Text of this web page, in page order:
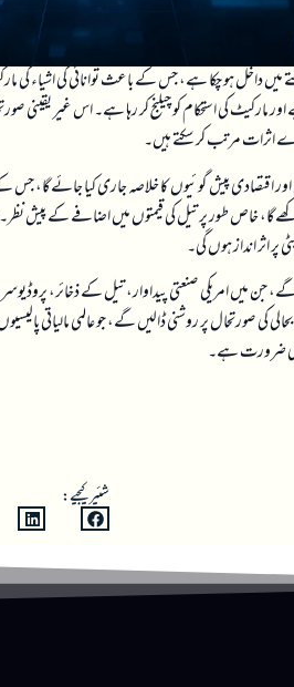
داخل ہو چکا ہے، جس کے باعث توانائی کی اشیاء کی
ہے اور مارکیٹ کی استحکام کو چیلنج کر رہا ہے۔ اس
اثرات مرتب کر سکتے ہیں۔
اقتصادی پیش گوئیوں کا خلاصہ جاری کیا جائے
گا، خاص طور پر تیل کی قیمتوں میں اضافے کے پیش نظر۔
اثر انداز ہوں گی۔
جن میں امریکی صنعتی پیداوار، تیل کے ذخائر،
کی صورتحال پر روشنی ڈالیں گے، جو عالمی مالیاتی
کی ضرورت ہے۔
شئیر کیجیے: